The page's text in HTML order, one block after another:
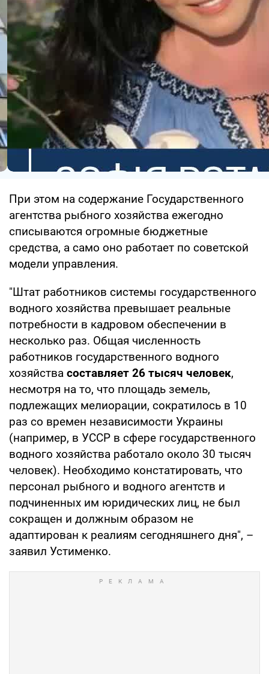
При этом на содержание Государственного
агентства рыбного хозяйства ежегодно
списываются огромные бюджетные
средства, а само оно работает по советской
модели управления.
"Штат работников системы государственного
водного хозяйства превышает реальные
потребности в кадровом обеспечении в
несколько раз. Общая численность
работников государственного водного
хозяйства составляет 26 тысяч человек,
несмотря на то, что площадь земель,
подлежащих мелиорации, сократилось в 10
раз со времен независимости Украины
(например, в УССР в сфере государственного
водного хозяйства работало около 30 тысяч
человек). Необходимо констатировать, что
персонал рыбного и водного агентств и
подчиненных им юридических лиц, не был
сокращен и должным образом не
адаптирован к реалиям сегодняшнего дня", –
заявил Устименко.